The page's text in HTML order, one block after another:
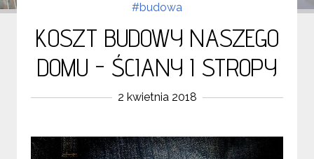
#budowa
KOSZT BUDOWY NASZEGO
DOMU - ŚCIANY I STROPY
2 kwietnia 2018